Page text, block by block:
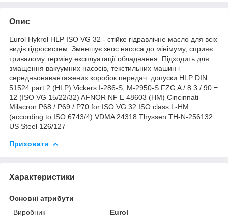
Опис
Eurol Hykrol HLP ISO VG 32 - стійке гідравлічне масло для всіх
видів гідросистем. Зменшує знос насоса до мінімуму, сприяє
тривалому терміну експлуатації обладнання. Підходить для
змащення вакуумних насосів, текстильних машин і
середньонавантажених коробок передач. допуски HLP DIN
51524 part 2 (HLP) Vickers I-286-S, M-2950-S FZG A / 8.3 / 90 =
12 (ISO VG 15/22/32) AFNOR NF E 48603 (HM) Cincinnati
Milacron P68 / P69 / P70 for ISO VG 32 ISO class L-HM
(according to ISO 6743/4) VDMA 24318 Thyssen TH-N-256132
US Steel 126/127
Приховати
Характеристики
Основні атрибути
Виробник
Eurol